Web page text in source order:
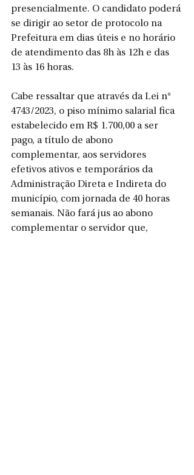
presencialmente. O candidato poderá
se dirigir ao setor de protocolo na
Prefeitura em dias úteis e no horário
de atendimento das 8h às 12h e das
13 às 16 horas.
Cabe ressaltar que através da Lei n°
4743/2023, o piso mínimo salarial fica
estabelecido em R$ 1.700,00 a ser
pago, a título de abono
complementar, aos servidores
efetivos ativos e temporários da
Administração Direta e Indireta do
município, com jornada de 40 horas
semanais. Não fará jus ao abono
complementar o servidor que,